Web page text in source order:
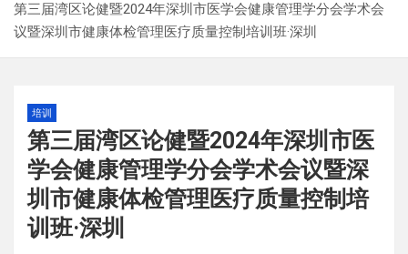
第三届湾区论健暨2024年深圳市医学会健康管理学分会学术会
议暨深圳市健康体检管理医疗质量控制培训班·深圳
培训
第三届湾区论健暨2024年深圳市医
学会健康管理学分会学术会议暨深
圳市健康体检管理医疗质量控制培
训班·深圳